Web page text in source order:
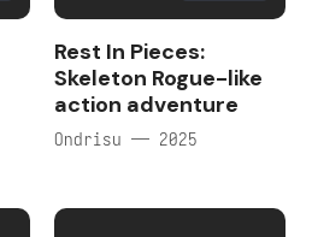
Rest In Pieces:
Skeleton Rogue-like
action adventure
Ondrisu — 2025